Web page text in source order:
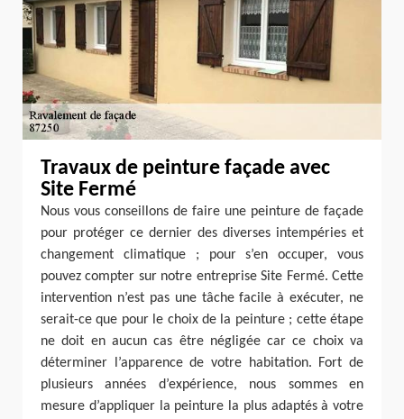
Travaux de peinture façade avec
Site Fermé
Nous vous conseillons de faire une peinture de façade
pour protéger ce dernier des diverses intempéries et
changement climatique ; pour s’en occuper, vous
pouvez compter sur notre entreprise Site Fermé. Cette
intervention n’est pas une tâche facile à exécuter, ne
serait-ce que pour le choix de la peinture ; cette étape
ne doit en aucun cas être négligée car ce choix va
déterminer l’apparence de votre habitation. Fort de
plusieurs années d’expérience, nous sommes en
mesure d’appliquer la peinture la plus adaptés à votre